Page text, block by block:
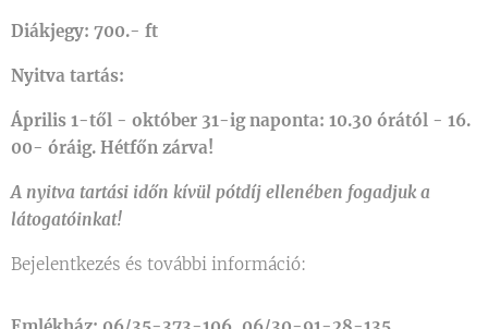
Diákjegy: 700.- ft
Nyitva tartás:
Április 1-től - október 31-ig naponta: 10.30 órától - 16.
00- óráig. Hétfőn zárva!
A nyitva tartási időn kívül pótdíj ellenében fogadjuk a
látogatóinkat!
Bejelentkezés és további információ: